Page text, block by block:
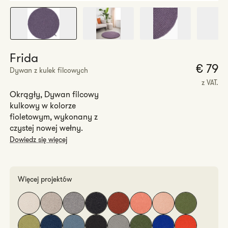
Frida
Dywan z kulek filcowych € 79
z VAT.
Okrągły, Dywan filcowy
kulkowy w kolorze
fioletowym, wykonany z
czystej nowej wełny.
Dowiedz się więcej
Więcej projektów